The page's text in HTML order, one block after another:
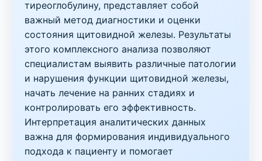
тиреоглобулину, представляет собой
важный метод диагностики и оценки
состояния щитовидной железы. Результаты
этого комплексного анализа позволяют
специалистам выявить различные патологии
и нарушения функции щитовидной железы,
начать лечение на ранних стадиях и
контролировать его эффективность.
Интерпретация аналитических данных
важна для формирования индивидуального
подхода к пациенту и помогает